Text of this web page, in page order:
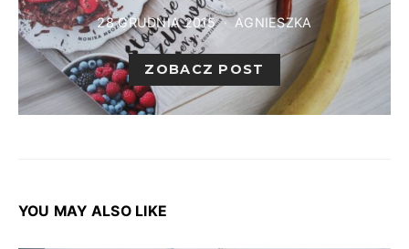
28 GRUDNIA 2015 AGNIESZKA
ZOBACZ POST
YOU MAY ALSO LIKE